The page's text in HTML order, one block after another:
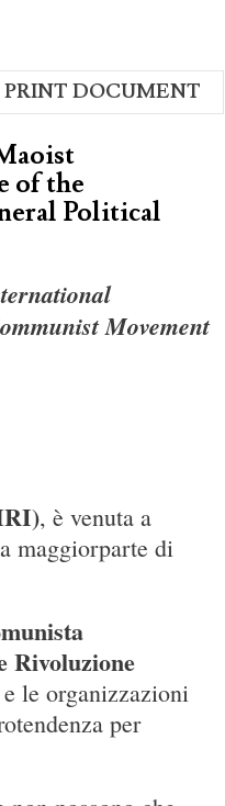
PRINT DOCUMENT
of the
Political
Movement
, è venuta a
maggiorparte di
Rivoluzione
le organizzazioni
per